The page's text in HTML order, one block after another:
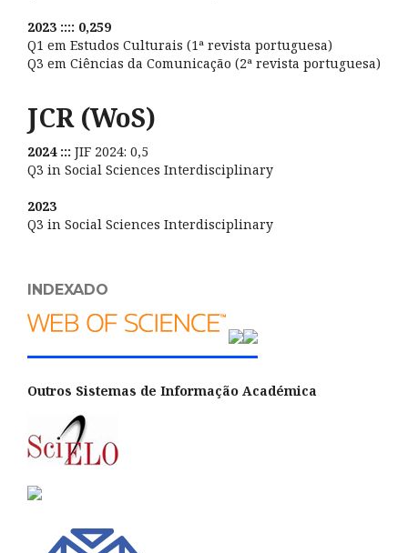
2023 :::: 0,259
Q1 em Estudos Culturais (1ª revista portuguesa)
Q3 em Ciências da Comunicação (2ª revista portuguesa)
JCR (WoS)
2024 ::: JIF 2024: 0,5
Q3 in Social Sciences Interdisciplinary
2023
Q3 in Social Sciences Interdisciplinary
INDEXADO
Outros Sistemas de Informação Académica